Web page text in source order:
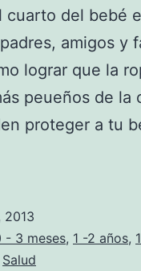
cuarto del bebé
amigos y
lograr que la
peueños de la
proteger a tu
2013
- 3 meses, 1 -2 años,
Salud